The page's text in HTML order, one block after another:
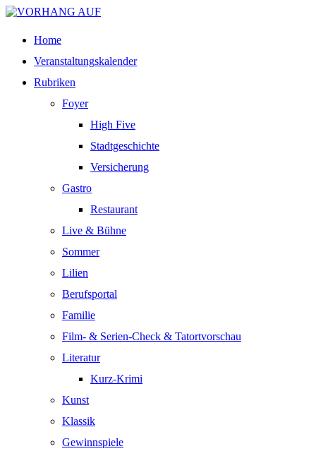
Home
Veranstaltungskalender
Rubriken
Foyer
High Five
Stadtgeschichte
Versicherung
Gastro
Restaurant
Live & Bühne
Sommer
Lilien
Berufsportal
Familie
Film- & Serien-Check & Tatortvorschau
Literatur
Kurz-Krimi
Kunst
Klassik
Gewinnspiele